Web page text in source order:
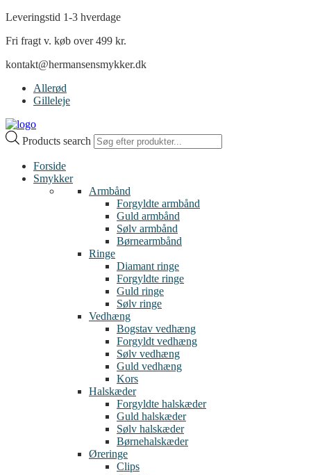
Leveringstid 1-3 hverdage
Fri fragt v. køb over 499 kr.
kontakt@hermansensmykker.dk
Allerød
Gilleleje
Products search
Forside
Smykker
Armbånd
Forgyldte armbånd
Guld armbånd
Sølv armbånd
Børnearmbånd
Ringe
Diamant ringe
Forgyldte ringe
Guld ringe
Sølv ringe
Vedhæng
Bogstav vedhæng
Forgyldt vedhæng
Sølv vedhæng
Guld vedhæng
Kors
Halskæder
Forgyldte halskæder
Guld halskæder
Sølv halskæder
Børnehalskæder
Øreringe
Clips